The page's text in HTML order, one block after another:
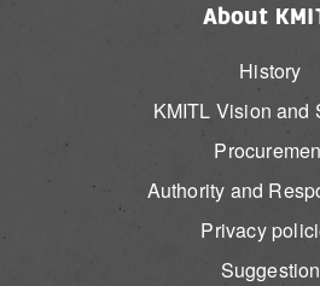
About
History
KMITL Vision and
Authority and
Privacy
Suggestion